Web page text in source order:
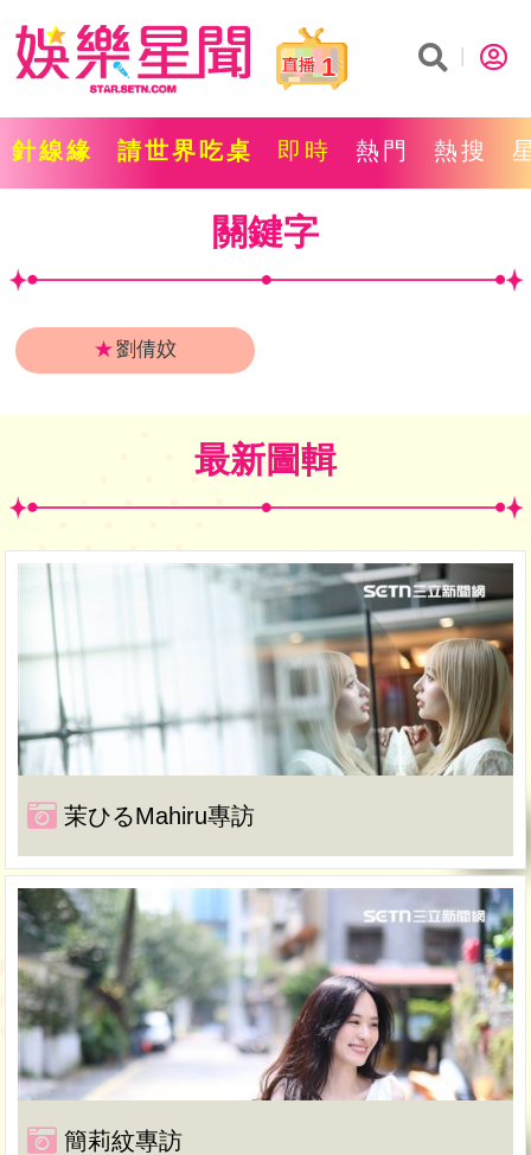
1
針線緣 請世界吃桌 即時 熱門 熱搜
關鍵字
★劉倩妏
最新圖輯
茉ひるMahiru專訪
簡莉紋專訪